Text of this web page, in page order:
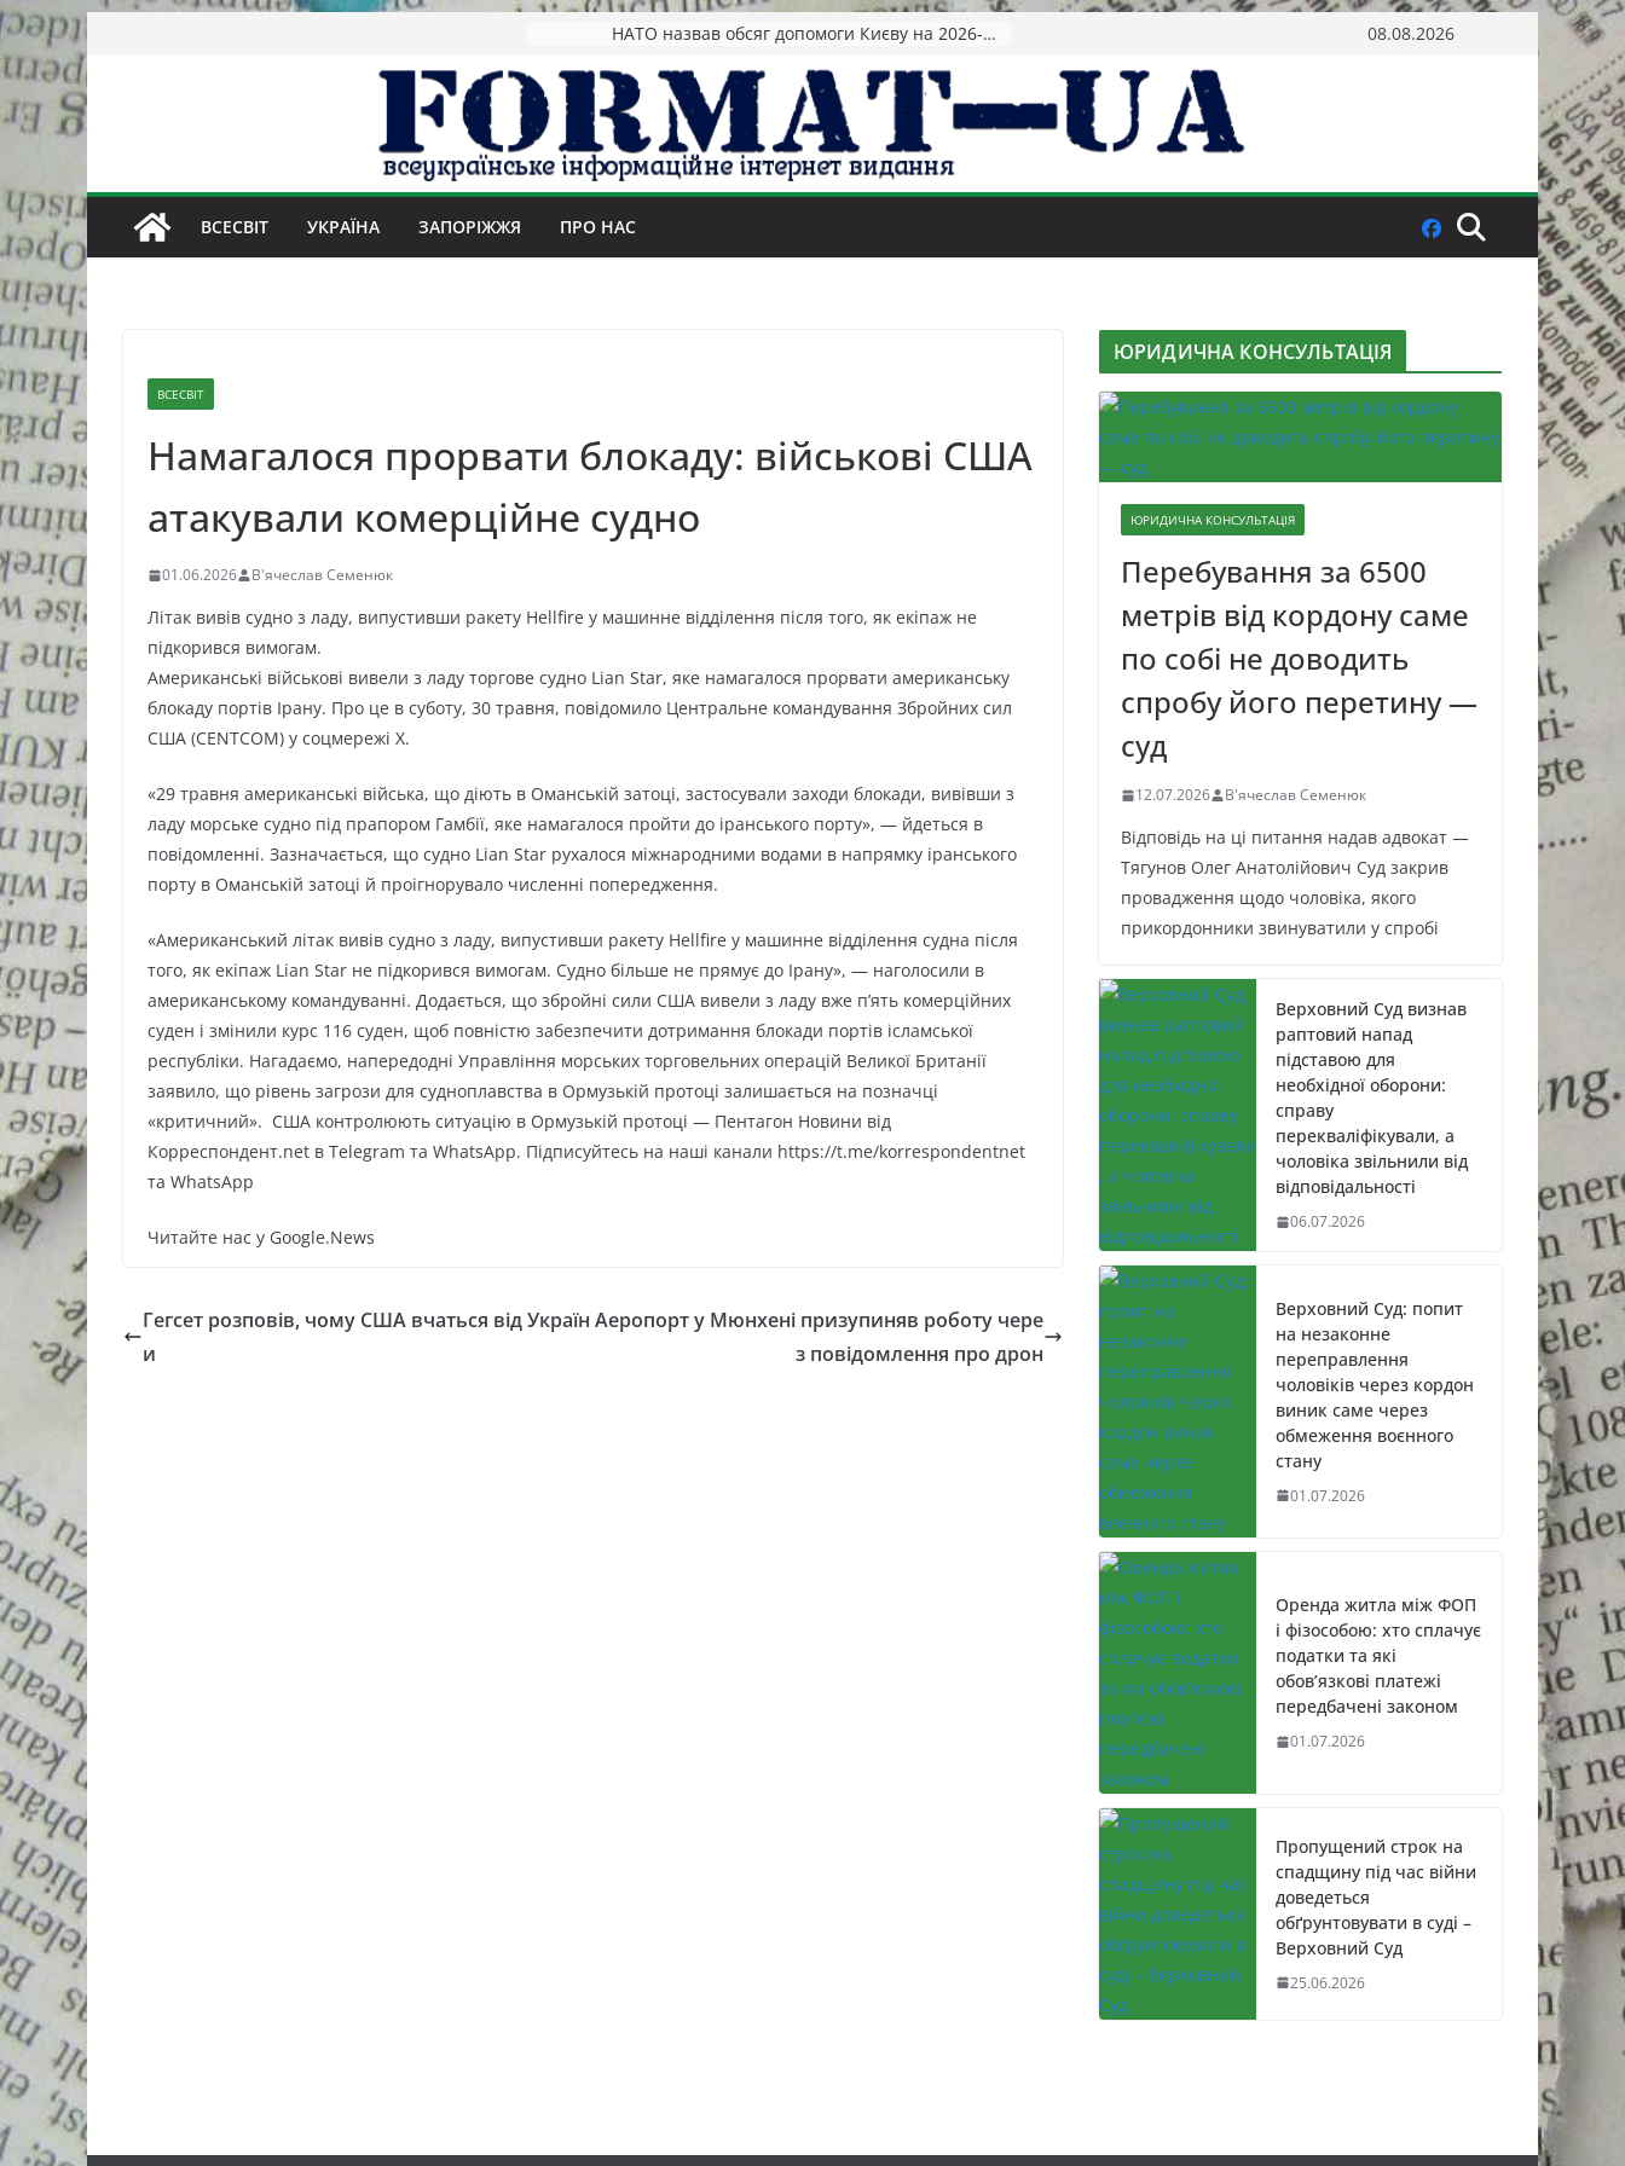
Skip
content
НАТО назвав обсяг допомоги Києву на 2026-2027 роки 08.08.2026
ВСЕСВІТ УКРАЇНА ЗАПОРІЖЖЯ ПРО НАС
ВСЕСВІТ
Намагалося прорвати блокаду: військові США
атакували комерційне судно
01.06.2026 В'ячеслав Семенюк
Літак вивів судно з ладу, випустивши ракету Hellfire у машинне відділення після того, як екіпаж не
підкорився вимогам.
Американські військові вивели з ладу торгове судно Lian Star, яке намагалося прорвати американську
блокаду портів Ірану. Про це в суботу, 30 травня, повідомило Центральне командування Збройних сил
США (CENTCOM) у соцмережі X.
«29 травня американські війська, що діють в Оманській затоці, застосували заходи блокади, вивівши з
ладу морське судно під прапором Гамбії, яке намагалося пройти до іранського порту», — йдеться в
повідомленні. Зазначається, що судно Lian Star рухалося міжнародними водами в напрямку іранського
порту в Оманській затоці й проігнорувало численні попередження.
«Американський літак вивів судно з ладу, випустивши ракету Hellfire у машинне відділення судна після
того, як екіпаж Lian Star не підкорився вимогам. Судно більше не прямує до Ірану», — наголосили в
американському командуванні. Додається, що збройні сили США вивели з ладу вже п’ять комерційних
суден і змінили курс 116 суден, щоб повністю забезпечити дотримання блокади портів ісламської
республіки. Нагадаємо, напередодні Управління морських торговельних операцій Великої Британії
заявило, що рівень загрози для судноплавства в Ормузькій протоці залишається на позначці
«критичний». США контролюють ситуацію в Ормузькій протоці — Пентагон Новини від
Корреспондент.net в Telegram та WhatsApp. Підписуйтесь на наші канали https://t.me/korrespondentnet
та WhatsApp
Читайте нас у Google.News
Гегсет розповів, чому США вчаться від Україн
и
Аеропорт у Мюнхені призупиняв роботу чере
з повідомлення про дрон
ЮРИДИЧНА КОНСУЛЬТАЦІЯ
ЮРИДИЧНА КОНСУЛЬТАЦІЯ
Перебування за 6500
метрів від кордону саме
по собі не доводить
спробу його перетину —
суд
12.07.2026 В'ячеслав Семенюк
Відповідь на ці питання надав адвокат —
Тягунов Олег Анатолійович Суд закрив
провадження щодо чоловіка, якого
прикордонники звинуватили у спробі
Верховний Суд визнав
раптовий напад
підставою для
необхідної оборони:
справу
перекваліфікували, а
чоловіка звільнили від
відповідальності
06.07.2026
Верховний Суд: попит
на незаконне
переправлення
чоловіків через кордон
виник саме через
обмеження воєнного
стану
01.07.2026
Оренда житла між ФОП
і фізособою: хто сплачує
податки та які
обов’язкові платежі
передбачені законом
01.07.2026
Пропущений строк на
спадщину під час війни
доведеться
обґрунтовувати в суді –
Верховний Суд
25.06.2026